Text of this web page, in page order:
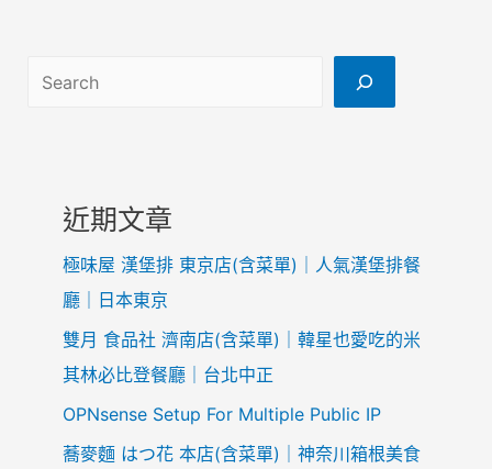
搜尋
近期文章
極味屋 漢堡排 東京店(含菜單)｜人氣漢堡排餐
廳｜日本東京
雙月 食品社 濟南店(含菜單)｜韓星也愛吃的米
其林必比登餐廳｜台北中正
OPNsense Setup For Multiple Public IP
蕎麥麵 はつ花 本店(含菜單)｜神奈川箱根美食